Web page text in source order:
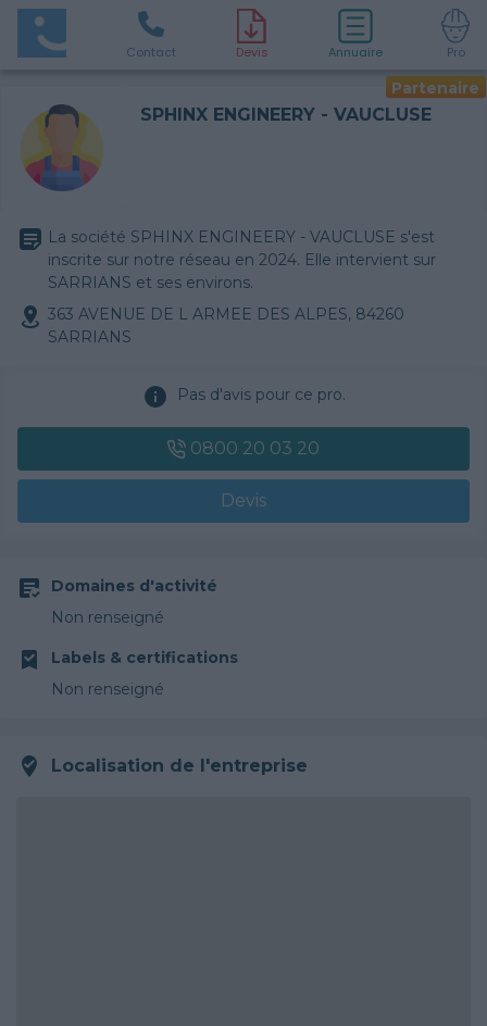
Contact Devis Annuaire Pro
Partenaire
SPHINX ENGINEERY - VAUCLUSE
La société SPHINX ENGINEERY - VAUCLUSE s'est
inscrite sur notre réseau en 2024. Elle intervient sur
SARRIANS et ses environs.
363 AVENUE DE L ARMEE DES ALPES, 84260
SARRIANS
Pas d'avis pour ce pro.
0800 20 03 20
Devis
Domaines d'activité
Non renseigné
Labels & certifications
Non renseigné
Localisation de l'entreprise